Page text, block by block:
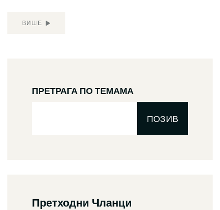
ВИШЕ
ПРЕТРАГА ПО ТЕМАМА
ПОЗИВ
Претходни Чланци